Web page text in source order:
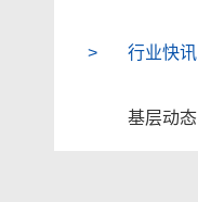
行业快讯
基层动态